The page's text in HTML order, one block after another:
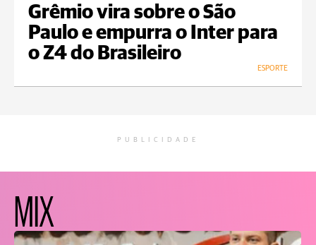
Grêmio vira sobre o São
Paulo e empurra o Inter para
o Z4 do Brasileiro
ESPORTE
PUBLICIDADE
MIX